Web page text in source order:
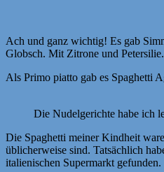
Ach und ganz wichtig! Es gab
Globsch. Mit Zitrone und
Als Primo piatto gab es Spaghetti
Die Nudelgerichte habe ich
Die Spaghetti meiner Kindheit
üblicherweise sind. Tatsächlich
italienischen Supermarkt gefunden.